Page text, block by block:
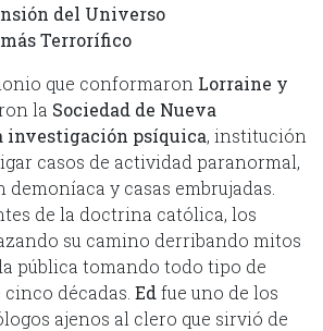
del Universo
Terrorífico
que conformaron Lorraine y
la Sociedad de Nueva
investigación psíquica, institución
casos de actividad paranormal,
demoníaca y casas embrujadas.
de la doctrina católica, los
su camino derribando mitos
pública tomando todo tipo de
décadas. Ed fue uno de los
ajenos al clero que sirvió de